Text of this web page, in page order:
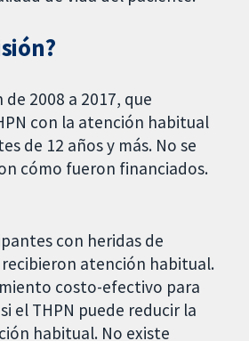
2008 a 2017, que
con la atención habitual
de 12 años y más. No se
cómo fueron financiados.
con heridas de
atención habitual.
costo-efectivo para
el THPN puede reducir la
habitual. No existe